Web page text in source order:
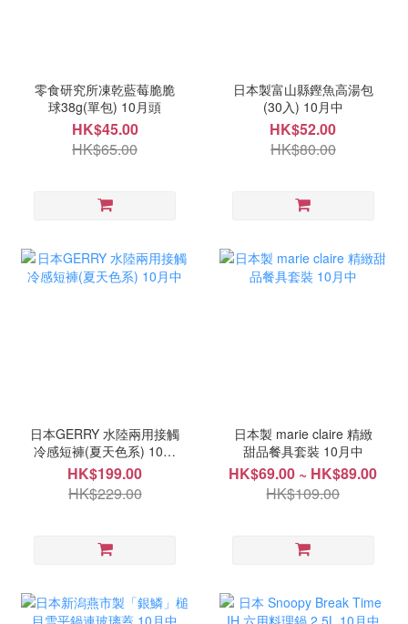
零食研究所凍乾藍莓脆脆
球38g(單包) 10月頭
HK$45.00
HK$65.00
日本製富山縣鏗魚高湯包
(30入) 10月中
HK$52.00
HK$80.00
日本GERRY 水陸兩用接觸
冷感短褲(夏天色系) 10月
中
HK$199.00
HK$229.00
日本製 marie claire 精緻
甜品餐具套裝 10月中
HK$69.00 ~ HK$89.00
HK$109.00